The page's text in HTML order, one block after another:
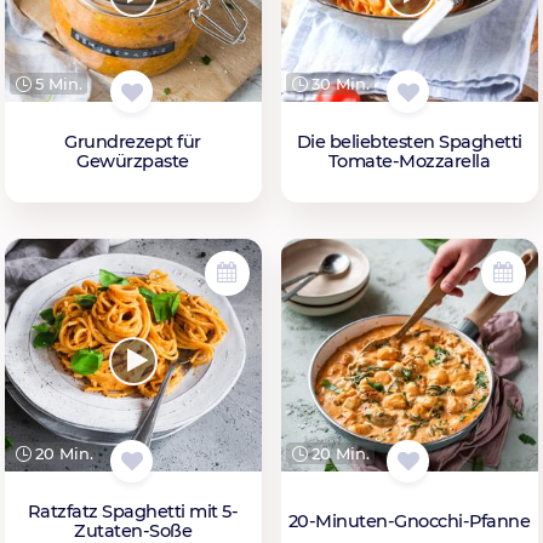
5 Min.
Grundrezept für
Gewürzpaste
30 Min.
Die beliebtesten Spaghetti
Tomate-Mozzarella
20 Min.
Ratzfatz Spaghetti mit 5-
Zutaten-Soße
20 Min.
20-Minuten-Gnocchi-Pfanne